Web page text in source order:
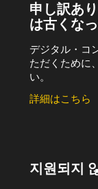
申し訳あ
は古くな
デジタル・コ
ただくために
い。
詳細はこちら
지원되지